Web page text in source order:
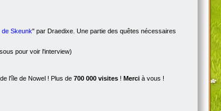
de Skeunk" par Draedixe. Une partie des quêtes nécessaires
pour voir l'interview)
l'île de Nowel ! Plus de 700 000 visites ! Merci à vous !